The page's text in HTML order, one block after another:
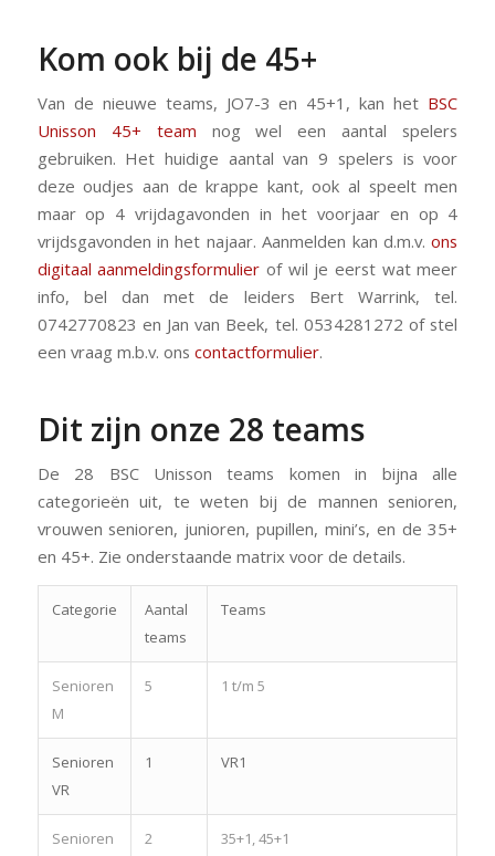
Kom ook bij de 45+
Van de nieuwe teams, JO7-3 en 45+1, kan het BSC
Unisson 45+ team nog wel een aantal spelers
gebruiken. Het huidige aantal van 9 spelers is voor
deze oudjes aan de krappe kant, ook al speelt men
maar op 4 vrijdagavonden in het voorjaar en op 4
vrijdsgavonden in het najaar. Aanmelden kan d.m.v.ons
digitaal aanmeldingsformulier of wil je eerst wat meer
info, bel dan met de leiders Bert Warrink, tel.
0742770823 en Jan van Beek, tel. 0534281272 of stel
een vraag m.b.v. ons contactformulier.
Dit zijn onze 28 teams
De 28 BSC Unisson teams komen in bijna alle
categorieën uit, te weten bij de mannen senioren,
vrouwen senioren, junioren, pupillen, mini’s, en de 35+
en 45+. Zie onderstaande matrix voor de details.
Categorie
Aantal
teams
Teams
Senioren
M
5 1 t/m 5
Senioren
VR
1 VR1
Senioren
2 35+1, 45+1